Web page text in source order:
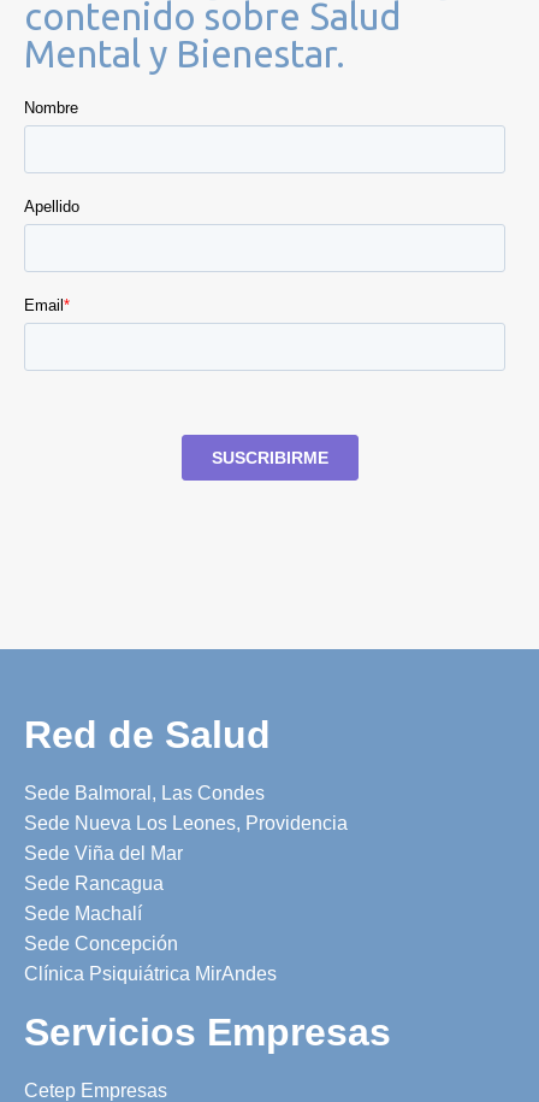
contenido sobre Salud
Mental y Bienestar.
Red de Salud
Sede Balmoral, Las Condes
Sede Nueva Los Leones, Providencia
Sede Viña del Mar
Sede Rancagua
Sede Machalí
Sede Concepción
Clínica Psiquiátrica MirAndes
Servicios Empresas
Cetep Empresas